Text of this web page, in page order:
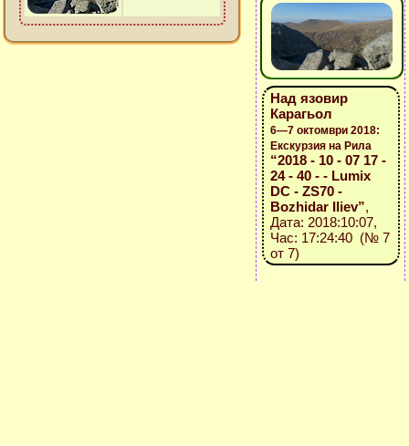
Над язовир
Карагьол
6—7 октомври 2018:
Екскурзия на Рила
“2018 - 10 - 07 17 -
24 - 40 - - Lumix
DC - ZS70 -
Bozhidar Iliev”,
Дата: 2018:10:07,
Час: 17:24:40 (№ 7
от 7)